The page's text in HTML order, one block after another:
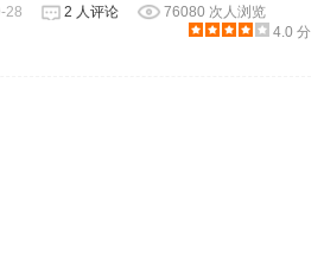
28 2 人评论
76080 次人浏览
4.0 分